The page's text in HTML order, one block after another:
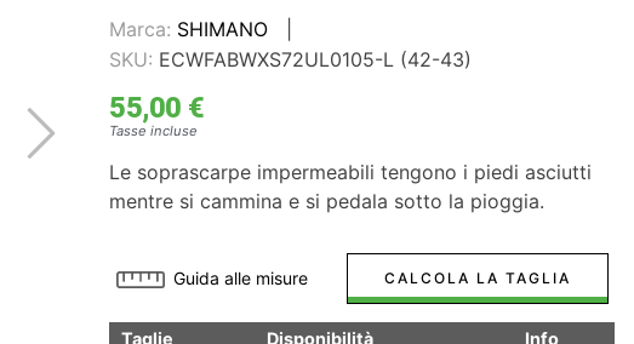
Marca: SHIMANO
SKU: ECWFABWXS72UL0105-L (42-43)
55,00 €
Tasse incluse
Le soprascarpe impermeabili tengono i piedi asciutti
mentre si cammina e si pedala sotto la pioggia.
Guida alle misure CALCOLA LA TAGLIA
Taglie Disponibilità Info